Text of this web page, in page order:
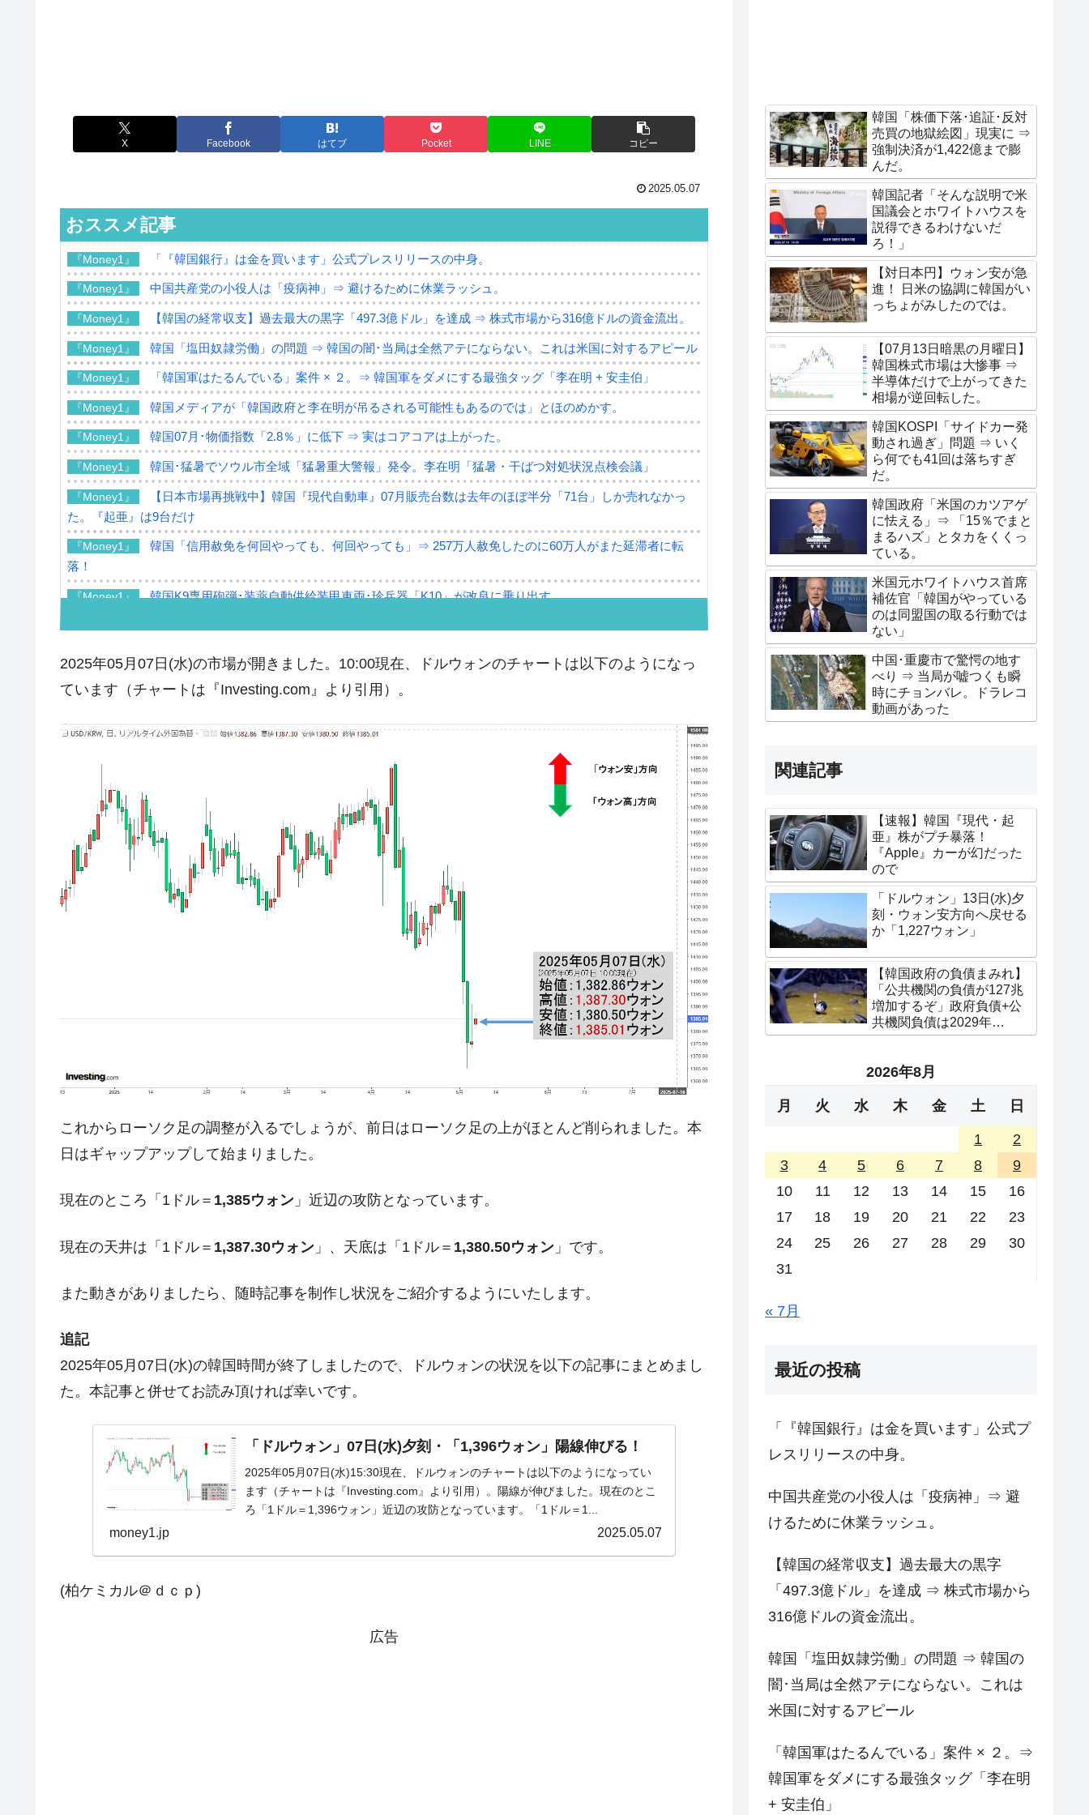
X Facebook はてブ Pocket LINE コピー
2025.05.07
おススメ記事
『Money1』 「『韓国銀行』は金を買います」公式プレスリリースの中身。
『Money1』 中国共産党の小役人は「疫病神」⇒ 避けるために休業ラッシュ。
『Money1』 【韓国の経常収支】過去最大の黒字「497.3億ドル」を達成 ⇒ 株式市場から316億ドルの資金流出。
『Money1』 韓国「塩田奴隷労働」の問題 ⇒ 韓国の闇･当局は全然アテにならない。これは米国に対するアピール
『Money1』 「韓国軍はたるんでいる」案件 × ２。⇒ 韓国軍をダメにする最強タッグ「李在明 + 安圭伯」
『Money1』 韓国メディアが「韓国政府と李在明が吊るされる可能性もあるのでは」とほのめかす。
『Money1』 韓国07月･物価指数「2.8％」に低下 ⇒ 実はコアコアは上がった。
『Money1』 韓国･猛暑でソウル市全域「猛暑重大警報」発令。李在明「猛暑・干ばつ対処状況点検会議」
『Money1』
【日本市場再挑戦中】韓国『現代自動車』07月販売台数は去年のほぼ半分「71台」しか売れなかっ
た。『起亜』は9台だけ
『Money1』
韓国「信用赦免を何回やっても、何回やっても」⇒ 257万人赦免したのに60万人がまた延滞者に転
落！
『Money1』 韓国K9専用砲弾･装薬自動供給装甲車両･珍兵器「K10」が改良に乗り出す。
『Money1』 韓国･李在明「青年層の雇用状況が悪い。せや、若者に起業させよう」⇒ どんな雇用対策だソレ。
『Money1』 【韓国の外貨準備】2026年07月は4,279億ドル。外平債の発行「19.4億ドル」
『Money1』 『韓国銀行』が「金の保有量を増やします」⇒「金を経由するドル入手」手段ではないのか？
『Money1』 韓国･外為取引量「1日当たり1,214.4億ドル」まで拡大 ⇒ 海外資金の動きに強く左右される状態
『Money1』 韓国･帰ってきた李在明。李在明を支持しない「50.5％」に上昇
『Money1』
韓国大統領府ボンクラ政策室長が告発された ⇒ 国家が行った恐るべき株価操作であり、空前の国政
中国だけが鉄鋼輸出を異常増加させる ⇒ 中国の過剰生産が世界を蝕む。
韓国製造業「半導体絶好調」のウラで他業種は全般的「不調」⇒ PSIが示す現況は決して良くない。
【米韓激突案件】韓国消費者院が『クーパン』1人当たり賠償10万ウォンを認定 ⇒ 総額3兆7,000億
『Money1』 韓国型イージス搭載の次世代駆逐艦「KDDX」1番艦、2032年竣工と公示
『Money1』 【対日本円】ウォン安が急進！ 日米の協調に韓国がいっちょがみしたのでは。
『Money1』
韓国政府『BYD』車への補助金を全廃 ⇒ 実は韓国で『BYD』車は売れている。6カ月で対前年同期比
『Money1』
在韓米国大使スティールが着韓！⇒ さっそく空港に詰めかけ「出て行け！」「極右勢力」のプラカー
『Money1』 韓国政府「2035年までに18.4GW規模のAIデータセンター整備」⇒ だから無理だってば。
『Money1』
『Money1』 韓国「橋が落ちました」⇒ 耐久性「なさすぎ」では。
『Money1』 韓国鉄鋼最大手『POSCO』ズブズブ沈む。営業利益80.2％も減少
Fact1 日本の誇る海洋資源調査船『白嶺』は先進技術の塊！
夏の甲子園、優勝校を最も多く輩出している都道府県とは？
今話題の「楽天ライオンズ」とは？
奇跡の毛色「白毛馬」とは？
日本人マスターズ挑戦の歴史。松山以前に最高位だった選手とは？
2025年05月07日(水)の市場が開きました。10:00現在、ドルウォンのチャートは以下のようになっ
ています（チャートは『Investing.com』より引用）。
これからローソク足の調整が入るでしょうが、前日はローソク足の上がほとんど削られました。本
日はギャップアップして始まりました。
現在のところ「1ドル＝ 1,385ウォン 」近辺の攻防となっています。
現在の天井は「1ドル＝ 1,387.30ウォン 」、天底は「1ドル＝ 1,380.50ウォン 」です。
また動きがありましたら、随時記事を制作し状況をご紹介するようにいたします。
追記
2025年05月07日(水)の韓国時間が終了しましたので、ドルウォンの状況を以下の記事にまとめまし
た。本記事と併せてお読み頂ければ幸いです。
「ドルウォン」07日(水)夕刻・「1,396ウォン」陽線伸びる！
2025年05月07日(水)15:30現在、ドルウォンのチャートは以下のようになってい
ます（チャートは『Investing.com』より引用）。陽線が伸びました。現在のとこ
ろ「1ドル＝1,396ウォン」近辺の攻防となっています。「1ドル＝1...
money1.jp 2025.05.07
(柏ケミカル＠ｄｃｐ)
広告
韓国「株価下落･追証･反対
売買の地獄絵図」現実に ⇒
強制決済が1,422億まで膨
んだ。
韓国記者「そんな説明で米
国議会とホワイトハウスを
説得できるわけないだ
ろ！」
【対日本円】ウォン安が急
進！ 日米の協調に韓国がい
っちょがみしたのでは。
【07月13日暗黒の月曜日】
韓国株式市場は大惨事 ⇒
半導体だけで上がってきた
相場が逆回転した。
韓国KOSPI「サイドカー発
動され過ぎ」問題 ⇒ いく
ら何でも41回は落ちすぎ
だ。
韓国政府「米国のカツアゲ
に怯える」⇒ 「15％でまと
まるハズ」とタカをくくっ
ている。
米国元ホワイトハウス首席
補佐官「韓国がやっている
のは同盟国の取る行動では
ない」
中国･重慶市で驚愕の地す
べり ⇒ 当局が嘘つくも瞬
時にチョンバレ。ドラレコ
動画があった
関連記事
【速報】韓国『現代・起
亜』株がプチ暴落！
『Apple』カーが幻だった
ので
「ドルウォン」13日(水)夕
刻・ウォン安方向へ戻せる
か「1,227ウォン」
【韓国政府の負債まみれ】
「公共機関の負債が127兆
増加するぞ」政府負債+公
共機関負債は2029年
「2,636.7兆」になる
2026年8月
月 火 水 木 金 土 日
1
2
3
4 5 6 7 8
9
10
11 12 13 14 15
16
17
18 19 20 21 22
23
24
25 26 27 28 29
30
31
« 7月
最近の投稿
「『韓国銀行』は金を買います」公式プ
レスリリースの中身。
中国共産党の小役人は「疫病神」⇒ 避
けるために休業ラッシュ。
【韓国の経常収支】過去最大の黒字
「497.3億ドル」を達成 ⇒ 株式市場から
316億ドルの資金流出。
韓国「塩田奴隷労働」の問題 ⇒ 韓国の
闇･当局は全然アテにならない。これは
米国に対するアピール
「韓国軍はたるんでいる」案件 × ２。⇒
韓国軍をダメにする最強タッグ「李在明
+ 安圭伯」